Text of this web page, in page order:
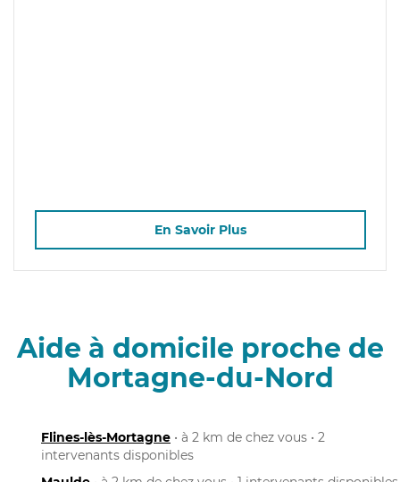
En Savoir Plus
Aide à domicile proche de
Mortagne-du-Nord
Flines-lès-Mortagne • à 2 km de chez vous • 2
intervenants disponibles